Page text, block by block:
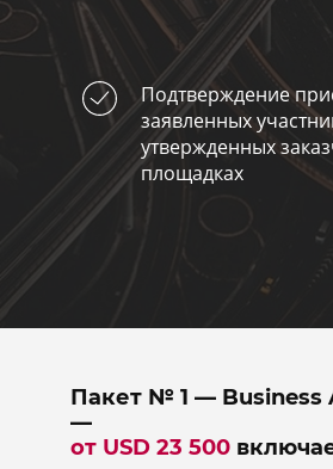
Подтверждение
заявленных
утвержденных
площадках
Пакет № 1 — Business
—
от USD 23 500